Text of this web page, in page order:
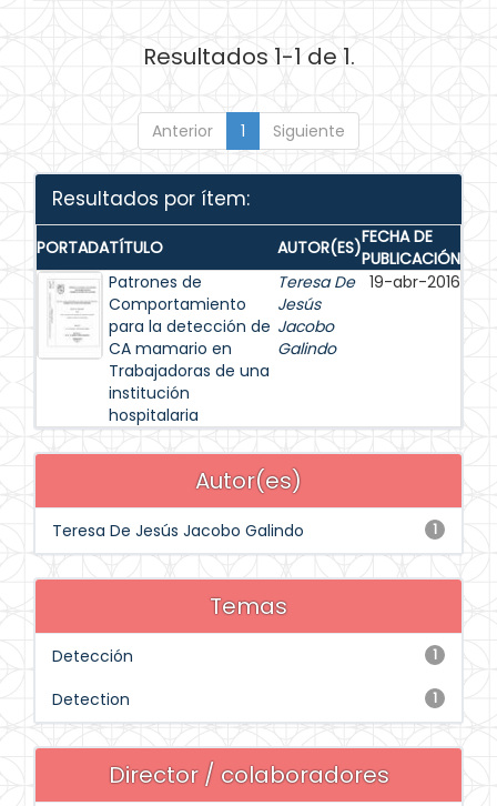
Resultados 1-1 de 1.
Anterior 1 Siguiente
Resultados por ítem:
PORTADATÍTULO AUTOR(ES)FECHA DE
PUBLICACIÓN
Patrones de
Comportamiento
para la detección de
CA mamario en
Trabajadoras de una
institución
hospitalaria
Teresa De
Jesús
Jacobo
Galindo
19-abr-2016
Autor(es)
1
Teresa De Jesús Jacobo Galindo
Temas
1
Detección
1
Detection
Director / colaboradores